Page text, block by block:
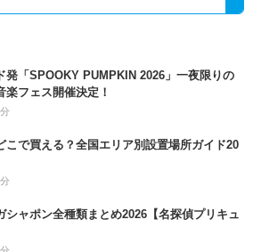
発「SPOOKY PUMPKIN 2026」一夜限りの
楽フェス開催決定！
こで買える？全国エリア別設置場所ガイド20
シャポン全種類まとめ2026【名探偵プリキュ